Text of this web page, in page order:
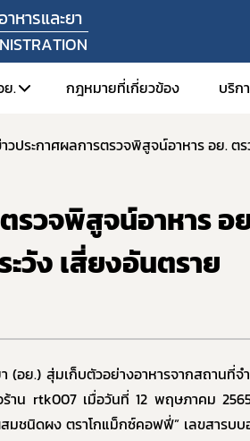
หารและยา
ย.
งสร้างหน่วยงาน
มูลผู้บริหาร
งมอบอำนาจรองเลขาธิการคณะกรรมการอา
ากร
งานประจำปี
งานผลการดำเนินงาน
และความก้าวหน้าในการดำเนินงานและก
กฎหมายที่เกี่ยวข้อง บริก
รวจพิสูจน์อาหาร
วัง เสี่ยงอันตราย
(อย.) สุ่มเก็บตัวอย่างอาหารจากสถา
าน rtk007เมื่อวันที่ 12 พฤษภาคม
มชนิดผง ตราโกแม็กซ์คอฟฟี่” เลขสาร